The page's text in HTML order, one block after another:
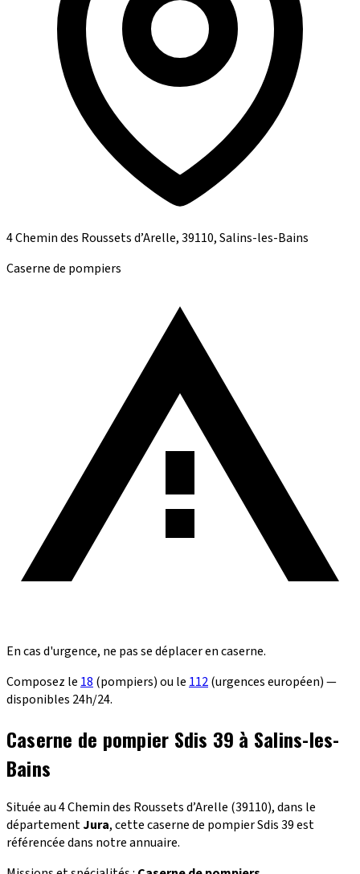
4 Chemin des Roussets d’Arelle, 39110, Salins-les-Bains
Caserne de pompiers
En cas d'urgence, ne pas se déplacer en caserne.
Composez le 18 (pompiers) ou le 112(urgences européen) —
disponibles 24h/24.
Caserne de pompier Sdis 39 à Salins-les-
Bains
Située au 4 Chemin des Roussets d’Arelle (39110), dans le
départementJura, cette caserne de pompier Sdis 39 est
référencée dans notre annuaire.